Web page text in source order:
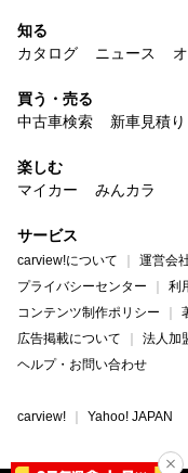
知る
カタログ
ニュース
買う・売る
中古車検索
新車見積り
楽しむ
マイカー
みんカラ
サービス
carview!について 運営会
プライバシーセンター
利
コンテンツ制作ポリシー
広告掲載について
法人加
ヘルプ・お問い合わせ
carview! Yahoo! JAPAN